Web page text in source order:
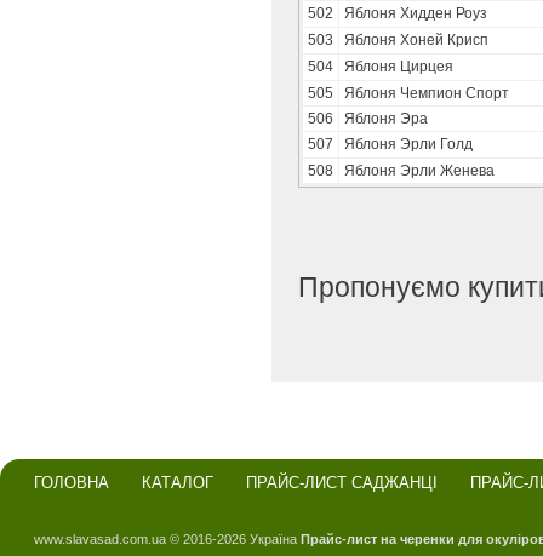
502
Яблоня Хидден Роуз
503
Яблоня Хоней Крисп
504
Яблоня Цирцея
505
Яблоня Чемпион Спорт
506
Яблоня Эра
507
Яблоня Эрли Голд
508
Яблоня Эрли Женева
Пропонуємо
ГОЛОВНА КАТАЛОГ ПРАЙС-ЛИСТ САДЖАНЦІ ПРАЙС-
www.slavasad.com.ua © 2016-2026 Україна Прайс-лист на черенки для